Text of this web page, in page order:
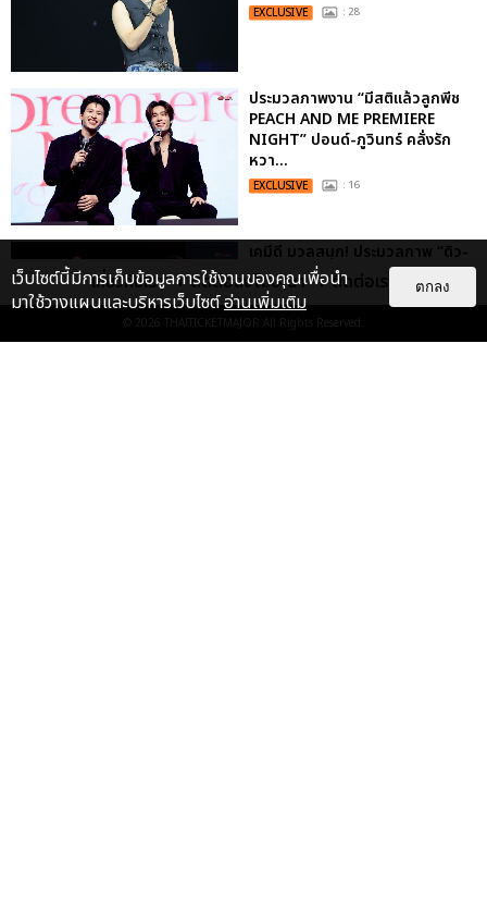
EXCLUSIVE : 28
ประมวลภาพงาน “มีสติแล้วลูกพีช
PEACH AND ME PREMIERE
NIGHT” ปอนด์-ภูวินทร์ คลั่งรัก
หวา...
EXCLUSIVE : 16
เคมีดี มวลสนุก! ประมวลภาพ “ดิว-
ธี” เปิดตัวซีรีส์ “MR.KILL มังงะสั่ง
ตาย” ในงาน “MR.KILL...
EXCLUSIVE : 14
เกี่ยวกับเรา ติดต่อลงโฆษณา ติดต่อเรา
© 2026 THAITICKETMAJOR All Rights Reserved.
เว็บไซต์นี้มีการเก็บข้อมูลการใช้งานของคุณเพื่อนำ
มาใช้วางแผนและบริหารเว็บไซต์อ่านเพิ่มเติม
ตกลง